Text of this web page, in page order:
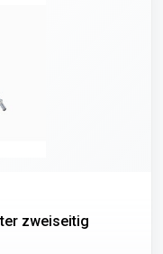
zweiseitig